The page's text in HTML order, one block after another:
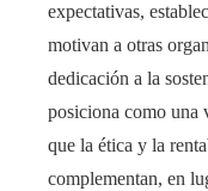
expectativas,
motivan a otras
dedicación a la
posiciona como una
que la ética y la
complementan, en